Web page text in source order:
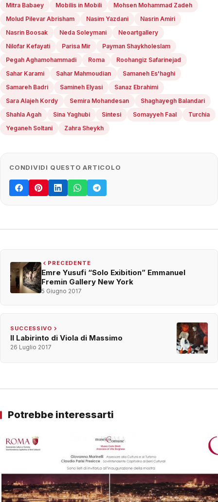
Mitra Babaey Mobilis in Mobili
Mohsen Mohammad Zadeh
Molud Pilevar Abrisham
Nasim Yazdani
Nasrin Amiri
Nasrin Boosak
Neda Soleymani
Neoartgallery
Nilofar Kefayati
Parisa Mir
Payman Shaykholeslam
Pegah Aghamohammadi
Roma
Roohangiz Safarinejad
Sahar Karami
Sahar Mahmoudian
Samaneh Es'haghi
Samareh Badri
Samineh Elyasi
Sanaz Ebrahimi
Sara Alajeh Kordy
Semira Mohandesan
Shaghayegh Balandari
Shahla Agah
Sina Yaghubi Sintesi Somayyeh Faal
Turchia
Yeganeh Soltani
Zahra Sheykh
CONDIVIDI QUESTO ARTICOLO
PRECEDENTE
Emre Yusufi “Solo Exibition” Emmanuel
Fremin Gallery New York
5 Giugno 2017
SUCCESSIVO
Il Labirinto di Viola di Massimo
26 Luglio 2017
Potrebbe interessarti